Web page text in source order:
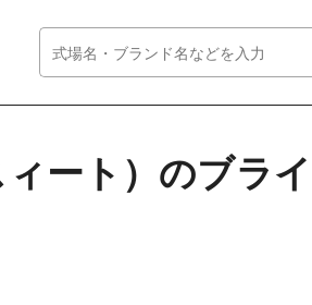
ート）のブライ